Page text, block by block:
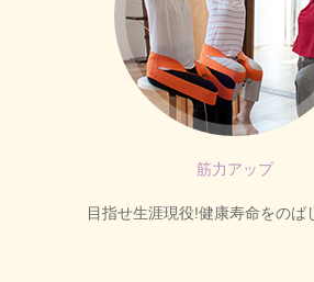
筋力アップ
目指せ生涯現役!健康寿命をのば